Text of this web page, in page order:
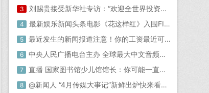
3 刘赐贵接受新华社专访：“欢迎全世界投资者参与海南自贸港建设”香港头条新闻
4 最新娱乐新闻头条电影《花这样红》入围FIRST影展主竞赛
5 最近发生的新闻报道注意！你的工资最近可能发生这些变化！
6 中央人民广播电台主办 全球最大中文音频网络门户-最近的头条新闻10条
7 直播 国家图书馆少儿馆馆长：你可能一直都误解了图画书_儿童新闻画图片大全
8 @新闻人 “4月传媒大事记”新鲜出炉快来看看！2020-12-09